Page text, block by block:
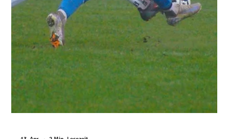
einem verdienten 3:1 (1:0)-Auswärtssieg beim
Bischofswerdaer FV einen großen Schritt in Richtung
Klassenerhalt gemacht und damit den zweiten Erfolg in Serie
gefeiert. Die Partie begann perfekt für die Gäste aus
Westsachsen, denn bereits in der 3. Minute nutzte Richard
Rühling einen folgenschweren Abstimmungsfehler in de